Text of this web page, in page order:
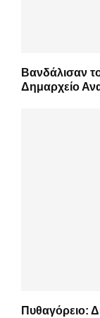
Βανδάλισαν
Δημαρχείο
Πυθαγόρειο: